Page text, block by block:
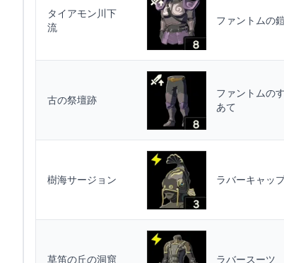
タイアモン川下
流
ファントムの
古の祭壇跡
ファントムの
あて
樹海サージョン ラバーキャッ
草笛の丘の洞窟 ラバースーツ